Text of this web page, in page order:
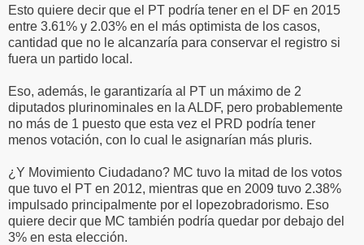
Esto quiere decir que el PT podría tener en el DF en 2015
entre 3.61% y 2.03% en el más optimista de los casos,
cantidad que no le alcanzaría para conservar el registro si
fuera un partido local.
Eso, además, le garantizaría al PT un máximo de 2
diputados plurinominales en la ALDF, pero probablemente
no más de 1 puesto que esta vez el PRD podría tener
menos votación, con lo cual le asignarían más pluris.
¿Y Movimiento Ciudadano? MC tuvo la mitad de los votos
que tuvo el PT en 2012, mientras que en 2009 tuvo 2.38%
impulsado principalmente por el lopezobradorismo. Eso
quiere decir que MC también podría quedar por debajo del
3% en esta elección.